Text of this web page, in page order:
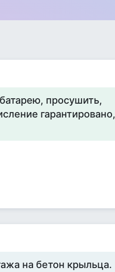
просушить,
гарантировано,
на бетон крыльца.